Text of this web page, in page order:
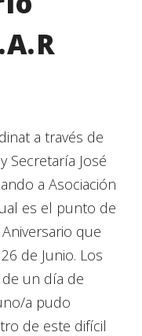
a través de
Secretaría José
a Asociación
es el punto de
que
de Junio. Los
un día de
a pudo
de este difícil